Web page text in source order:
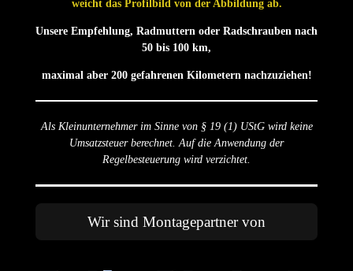
weicht das Profilbild von der Abbildung ab.
Unsere Empfehlung, Radmuttern oder Radschrauben nach
50 bis 100 km,
maximal aber 200 gefahrenen Kilometern nachzuziehen!
Als Kleinunternehmer im Sinne von § 19 (1) UStG wird keine
Umsatzsteuer berechnet. Auf die Anwendung der
Regelbesteuerung wird verzichtet.
Wir sind Montagepartner von